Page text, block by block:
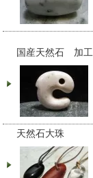
国産天然石 加
天然石大珠